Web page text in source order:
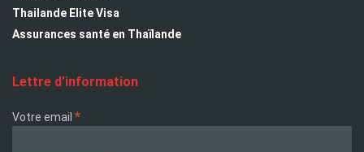
Thailande Elite Visa
Assurances santé en Thaïlande
Lettre d’information
Votre email *